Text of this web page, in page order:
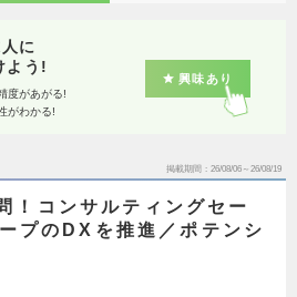
に
よう!
度があがる!
がわかる!
興味あり
掲載期間 26/08/06～26/08/19
！コンサルティングセー
プのDXを推進／ポテンシ